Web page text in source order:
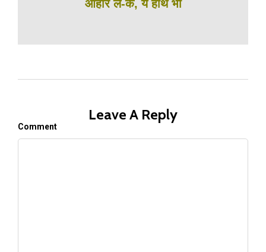
आहार ले-के, ये हाथ भी
Leave A Reply
Comment